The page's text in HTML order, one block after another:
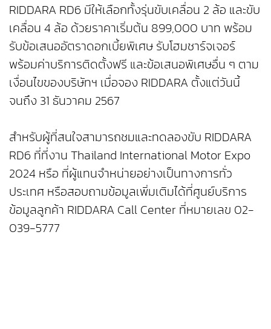
RIDDARA RD6 มีให้เลือกทั้งรุ่นขับเคลื่อน 2 ล้อ และขับ
เคลื่อน 4 ล้อ ด้วยราคาเริ่มต้น 899,000 บาท พร้อม
รับข้อเสนออัตราดอกเบี้ยพิเศษ รับโฮมชาร์จเจอร์
พร้อมค่าบริการติดตั้งฟรี และข้อเสนอพิเศษอื่น ๆ ตาม
เงื่อนไขของบริษัทฯ เมื่อจอง RIDDARA ตั้งแต่วันนี้
จนถึง 31 ธันวาคม 2567
สำหรับผู้ที่สนใจสามารถชมและทดลองขับ RIDDARA
RD6 ที่ที่งาน Thailand International Motor Expo
2024 หรือ ที่ผู้แทนจำหน่ายอย่างเป็นทางการทั่ว
ประเทศ หรือสอบถามข้อมูลเพิ่มเติมได้ที่ศูนย์บริการ
ข้อมูลลูกค้า RIDDARA Call Center ที่หมายเลข 02-
039-5777